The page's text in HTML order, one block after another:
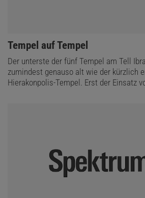
:
Tempel auf Tempel
Der unterste der fünf Tempel am Tell
zumindest genauso alt wie der kürzlich
Hierakonpolis-Tempel. Erst der Einsatz